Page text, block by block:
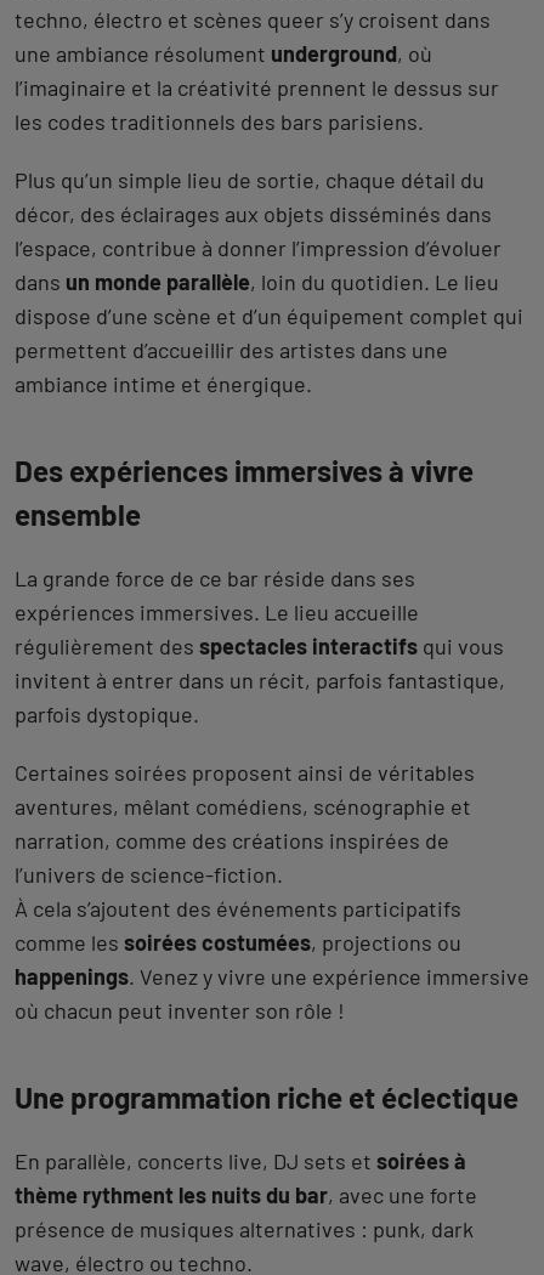
techno, électro et scènes queer s’y croisent dans
une ambiance résolument underground, où
l’imaginaire et la créativité prennent le dessus sur
les codes traditionnels des bars parisiens.
Plus qu’un simple lieu de sortie, chaque détail du
décor, des éclairages aux objets disséminés dans
l’espace, contribue à donner l’impression d’évoluer
dans un monde parallèle, loin du quotidien. Le lieu
dispose d’une scène et d’un équipement complet qui
permettent d’accueillir des artistes dans une
ambiance intime et énergique.
Des expériences immersives à vivre
ensemble
La grande force de ce bar réside dans ses
expériences immersives. Le lieu accueille
régulièrement des spectacles interactifs qui vous
invitent à entrer dans un récit, parfois fantastique,
parfois dystopique.
Certaines soirées proposent ainsi de véritables
aventures, mêlant comédiens, scénographie et
narration, comme des créations inspirées de
l’univers de science-fiction.
À cela s’ajoutent des événements participatifs
comme les soirées costumées, projections ou
happenings. Venez y vivre une expérience immersive
où chacun peut inventer son rôle !
Une programmation riche et éclectique
En parallèle, concerts live, DJ sets et soirées à
thème rythment les nuits du bar, avec une forte
présence de musiques alternatives : punk, dark
wave, électro ou techno.